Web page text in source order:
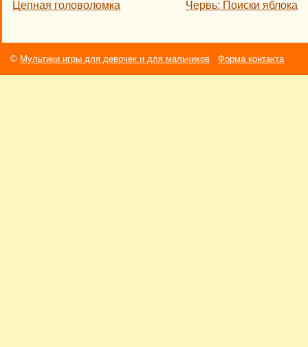
Цепная головоломка Червь: Поиски яблока
© Мультики игры для девочек и для мальчиков Форма контакта